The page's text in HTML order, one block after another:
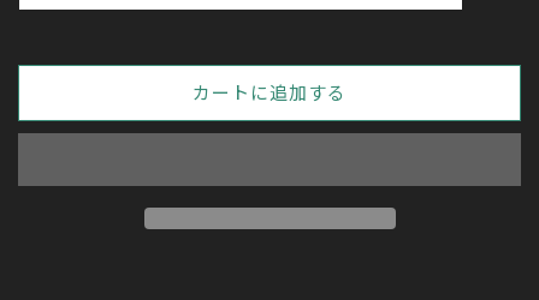
カートに追加する